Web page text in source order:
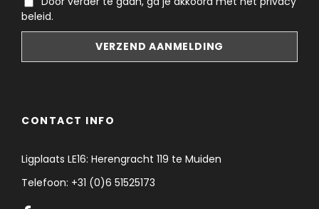
beleid.
CONTACT INFO
Ligplaats LE16: Herengracht 119 te Muiden
Telefoon: +31 (0)6 51525173